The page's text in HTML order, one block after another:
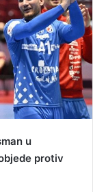
u
protiv